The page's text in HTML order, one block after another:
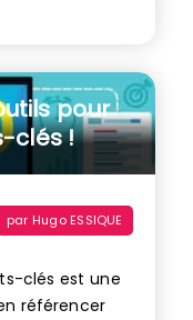
pour
clés !
par Hugo ESSIQUE
clés est une
référencer